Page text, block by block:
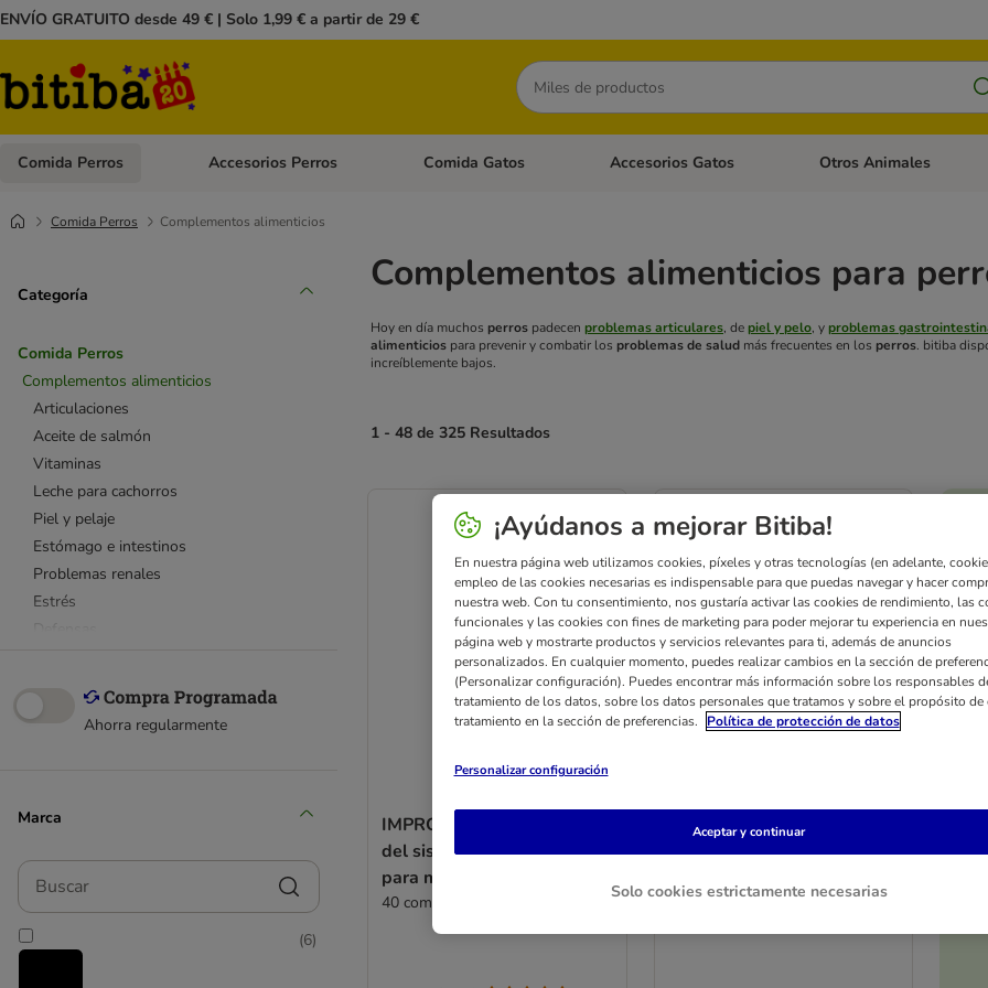
ENVÍO GRATUITO desde 49 € | Solo 1,99 € a partir de 29 €
Buscar
Comida Perros Menú de categoria abierto: Comida Perros
Accesorios Perros Menú de categoria abierto: Accesorios Perros
Comida Gatos Menú de categoria abierto: Comida Gatos
Accesorios Gatos Menú de categoria abierto:
Otros Animales
Comida Perros Complementos alimenticios
Categoría
Comida Perros
Complementos alimenticios
Articulaciones
Aceite de salmón
Vitaminas
Leche para cachorros
Piel y pelaje
Estómago e intestinos
Problemas renales
Estrés
Cosequin
FortiFlora
Hokamix
Ahorra regularmente
Marca
Buscar
(6)
Complementos alimenticios para
Hoy en día muchos perros padecen problemas articulares, depiel y pelo, yproblemas
alimenticios para prevenir y combatir los problemas de salud más frecuentes en los perros. bitiba
increíblemente bajos.
1 - 48 de 325 Resultados
IMPROMUNE potenciador
del sistema inmunitario
para mascotas
40 comprimidos
Condrovet Force HA
condroprotector para
perros grandes
¡Ayúdanos a mejorar Bitiba!
En nuestra página web utilizamos cookies, píxeles y otras tecnologías (en adelante,
empleo de las cookies necesarias es indispensable para que puedas navegar y hacer
nuestra web. Con tu consentimiento, nos gustaría activar las cookies de rendimiento, las
funcionales y las cookies con fines de marketing para poder mejorar tu experiencia en
página web y mostrarte productos y servicios relevantes para ti, además de anuncios
personalizados. En cualquier momento, puedes realizar cambios en la sección de
(Personalizar configuración). Puedes encontrar más información sobre los responsables
tratamiento de los datos, sobre los datos personales que tratamos y sobre el propósito de
tratamiento en la sección de preferencias.
Política de protección de datos
Personalizar configuración
Solo cookies estrictamente necesarias
Aceptar y continuar